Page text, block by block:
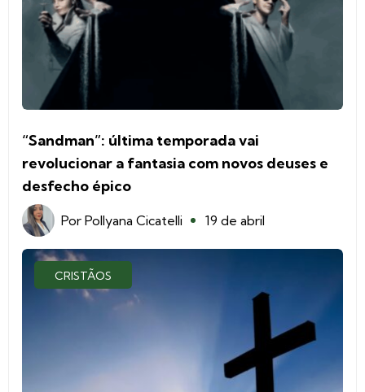
“Sandman”: última temporada vai
revolucionar a fantasia com novos deuses e
desfecho épico
Por Pollyana Cicatelli 19 de abril
CRISTÃOS